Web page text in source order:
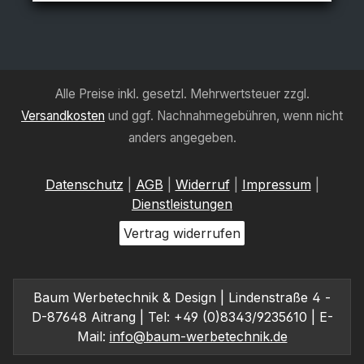
Druckbreite 313 cm BlackbackSoft Polyester-
Blockout-Tuch mit schwarzer Rückseite.
Geruchlos, faltbar und mit B1-Zertifikat. Maximale
schallabsorbierenden Eigenschaften Maximale
Druckbreite 252 cmBacklitWasserabweisendes
Polyestertuch für BacklitanwendungenMaximale
Druckbreite 494 cm Gewicht von 195 g/m2.
Alle Preise inkl. gesetzl. Mehrwertsteuer zzgl.
Versandkosten und ggf. Nachnahmegebühren, wenn nicht
anders angegeben.
Datenschutz AGB Widerruf| Impressum
Dienstleistungen
Vertrag widerrufen
Baum Werbetechnik & Design | Lindenstraße 4 -
D-87648 Aitrang | Tel: +49 (0)8343/9235610 | E-
Mail: info@baum-werbetechnik.de